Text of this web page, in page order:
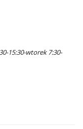
15:30-wtorek 7:30-